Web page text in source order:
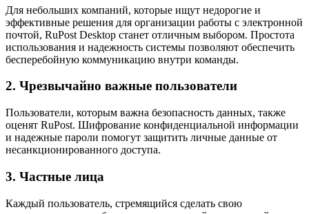
Для небольших компаний, которые ищут недорогие и
эффективные решения для организации работы с электронной
почтой, RuPost Desktop станет отличным выбором. Простота
использования и надежность системы позволяют обеспечить
бесперебойную коммуникацию внутри команды.
2. Чрезвычайно важные пользователи
Пользователи, которым важна безопасность данных, также
оценят RuPost. Шифрование конфиденциальной информации
и надежные пароли помогут защитить личные данные от
несанкционированного доступа.
3. Частные лица
Каждый пользователь, стремящийся сделать свою